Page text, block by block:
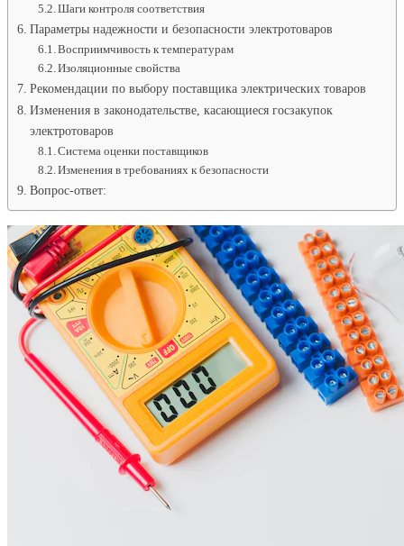
Шаги контроля соответствия
Параметры надежности и безопасности электротоваров
Восприимчивость к температурам
Изоляционные свойства
Рекомендации по выбору поставщика электрических товаров
Изменения в законодательстве, касающиеся госзакупок
электротоваров
Система оценки поставщиков
Изменения в требованиях к безопасности
Вопрос-ответ: